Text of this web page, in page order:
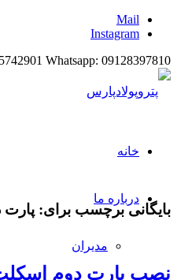
Mail
Instagram
Whatsapp: 09128397810
خانه
درباره ما
مدیران
بایگانی برچسب برای:
نصب پارت دوم